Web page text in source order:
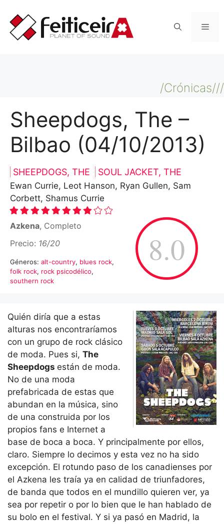
contenido
/Crónicas///
Sheepdogs, The –
Bilbao (04/10/2013)
SHEEPDOGS, THE SOUL JACKET, THE
Ewan Currie, Leot Hanson, Ryan Gullen, Sam
Corbett, Shamus Currie
8.0
Azkena, Completo
Precio: 16/20
Géneros: alt-country, blues rock,
folk rock, rock psicodélico,
southern rock
Quién diría que a estas
alturas nos encontraríamos
con un grupo de rock clásico
de moda. Pues si, The
Sheepdogs están de moda.
No de una moda
prefabricada de estas que
abundan en la música, sino
de una construida por los
propios fans e Internet a
base de boca a boca. Y principalmente por ellos,
claro. Siempre lo decimos y esta vez no ha sido
excepción. El rotundo paso de los canadienses por
el Azkena les traía ya en calidad de triunfadores,
de banda que todos en el mundillo quieren ver, ya
sea por repetir o por lo bien que le han hablado de
su bolo en el festival. Y si ya pasó en Madrid, la